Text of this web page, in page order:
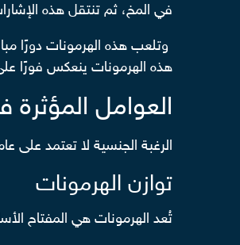
في المخ، ثم تنتقل هذه
وتلعب هذه الهرمونات دورًا
هذه الهرمونات ينعكس فورًا
العوامل المؤثرة
الرغبة الجنسية لا تعتمد على
توازن الهرمونات
تُعد الهرمونات هي المفتاح